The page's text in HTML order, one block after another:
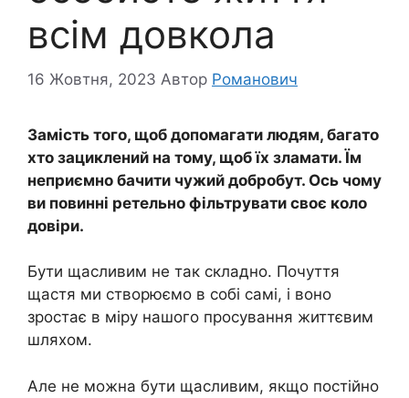
всім довкола
16 Жовтня, 2023 Автор Романович
Замість того, щоб допомагати людям, багато
хто зациклений на тому, щоб їх зламати. Їм
неприємно бачити чужий добробут. Ось чому
ви повинні ретельно фільтрувати своє коло
довіри.
Бути щасливим не так складно. Почуття
щастя ми створюємо в собі самі, і воно
зростає в міру нашого просування життєвим
шляхом.
Але не можна бути щасливим, якщо постійно